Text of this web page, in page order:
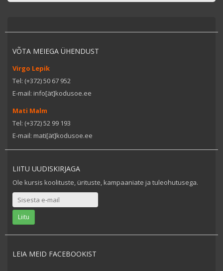
VÕTA MEIEGA ÜHENDUST
Virgo Lepik
Tel: (+372) 50 67 952
E-mail: info[ät]kodusoe.ee
Mati Malm
Tel: (+372) 52 99 193
E-mail: mati[ät]kodusoe.ee
LIITU UUDISKIRJAGA
Ole kursis koolituste, ürituste, kampaaniate ja tuleohutusega.
LEIA MEID FACEBOOKIST